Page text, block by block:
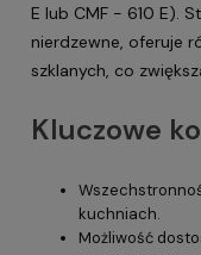
E lub CMF - 610 E).
nierdzewne, oferuje
szklanych, co
Kluczowe
kuchniach.
Możliwość